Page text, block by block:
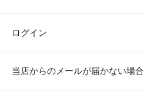
ログイン
当店からのメールが届かない場合